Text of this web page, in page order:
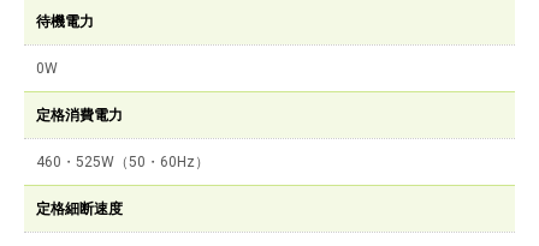
待機電力
0W
定格消費電力
460・525W（50・60Hz）
定格細断速度